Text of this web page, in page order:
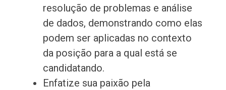
resolução de problemas e análise
de dados, demonstrando como elas
podem ser aplicadas no contexto
da posição para a qual está se
candidatando.
Enfatize sua paixão pela